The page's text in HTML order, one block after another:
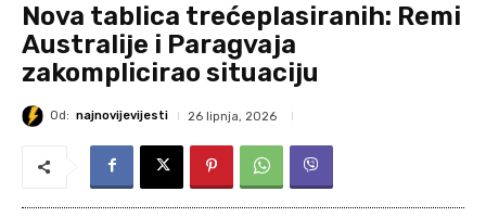
Nova tablica trećeplasiranih: Remi
Australije i Paragvaja
zakomplicirao situaciju
Od: najnovijevijesti 26 lipnja, 2026